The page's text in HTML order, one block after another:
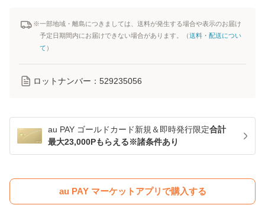
※一部地域・離島につきましては、送料が発生する場合や表示のお届け
予定日期間内にお届けできない場合があります。（送料・配送につい
て ）
ロットナンバー： 529235056
au PAY ゴールドカード新規＆即時発行限定合計
最大23,000Pもらえる※諸条件あり
au PAY マーケットアプリで購入する